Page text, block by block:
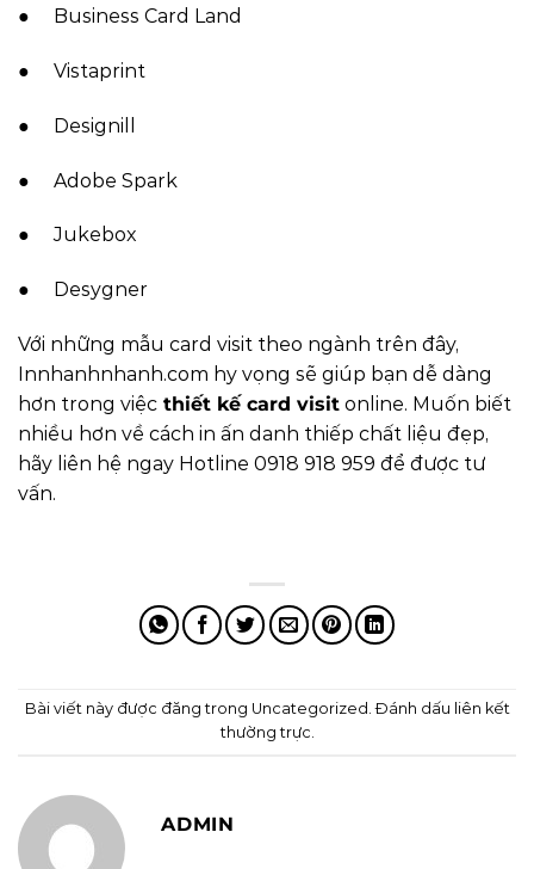
● Business Card Land
● Vistaprint
● Designill
● Adobe Spark
● Jukebox
● Desygner
Với những mẫu card visit theo ngành trên đây,
Innhanhnhanh.com hy vọng sẽ giúp bạn dễ dàng
hơn trong việc thiết kế card visit online. Muốn biết
nhiều hơn về cách in ấn danh thiếp chất liệu đẹp,
hãy liên hệ ngay Hotline 0918 918 959 để được tư
vấn.
Bài viết này được đăng trong Uncategorized . Đánh dấu liên kết
thường trực.
ADMIN